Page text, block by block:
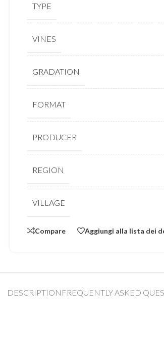
TYPE
VINES
GRADATION
FORMAT
PRODUCER
REGION
VILLAGE
Compare Aggiungi alla lista dei
DESCRIPTION FREQUENTLY ASKED